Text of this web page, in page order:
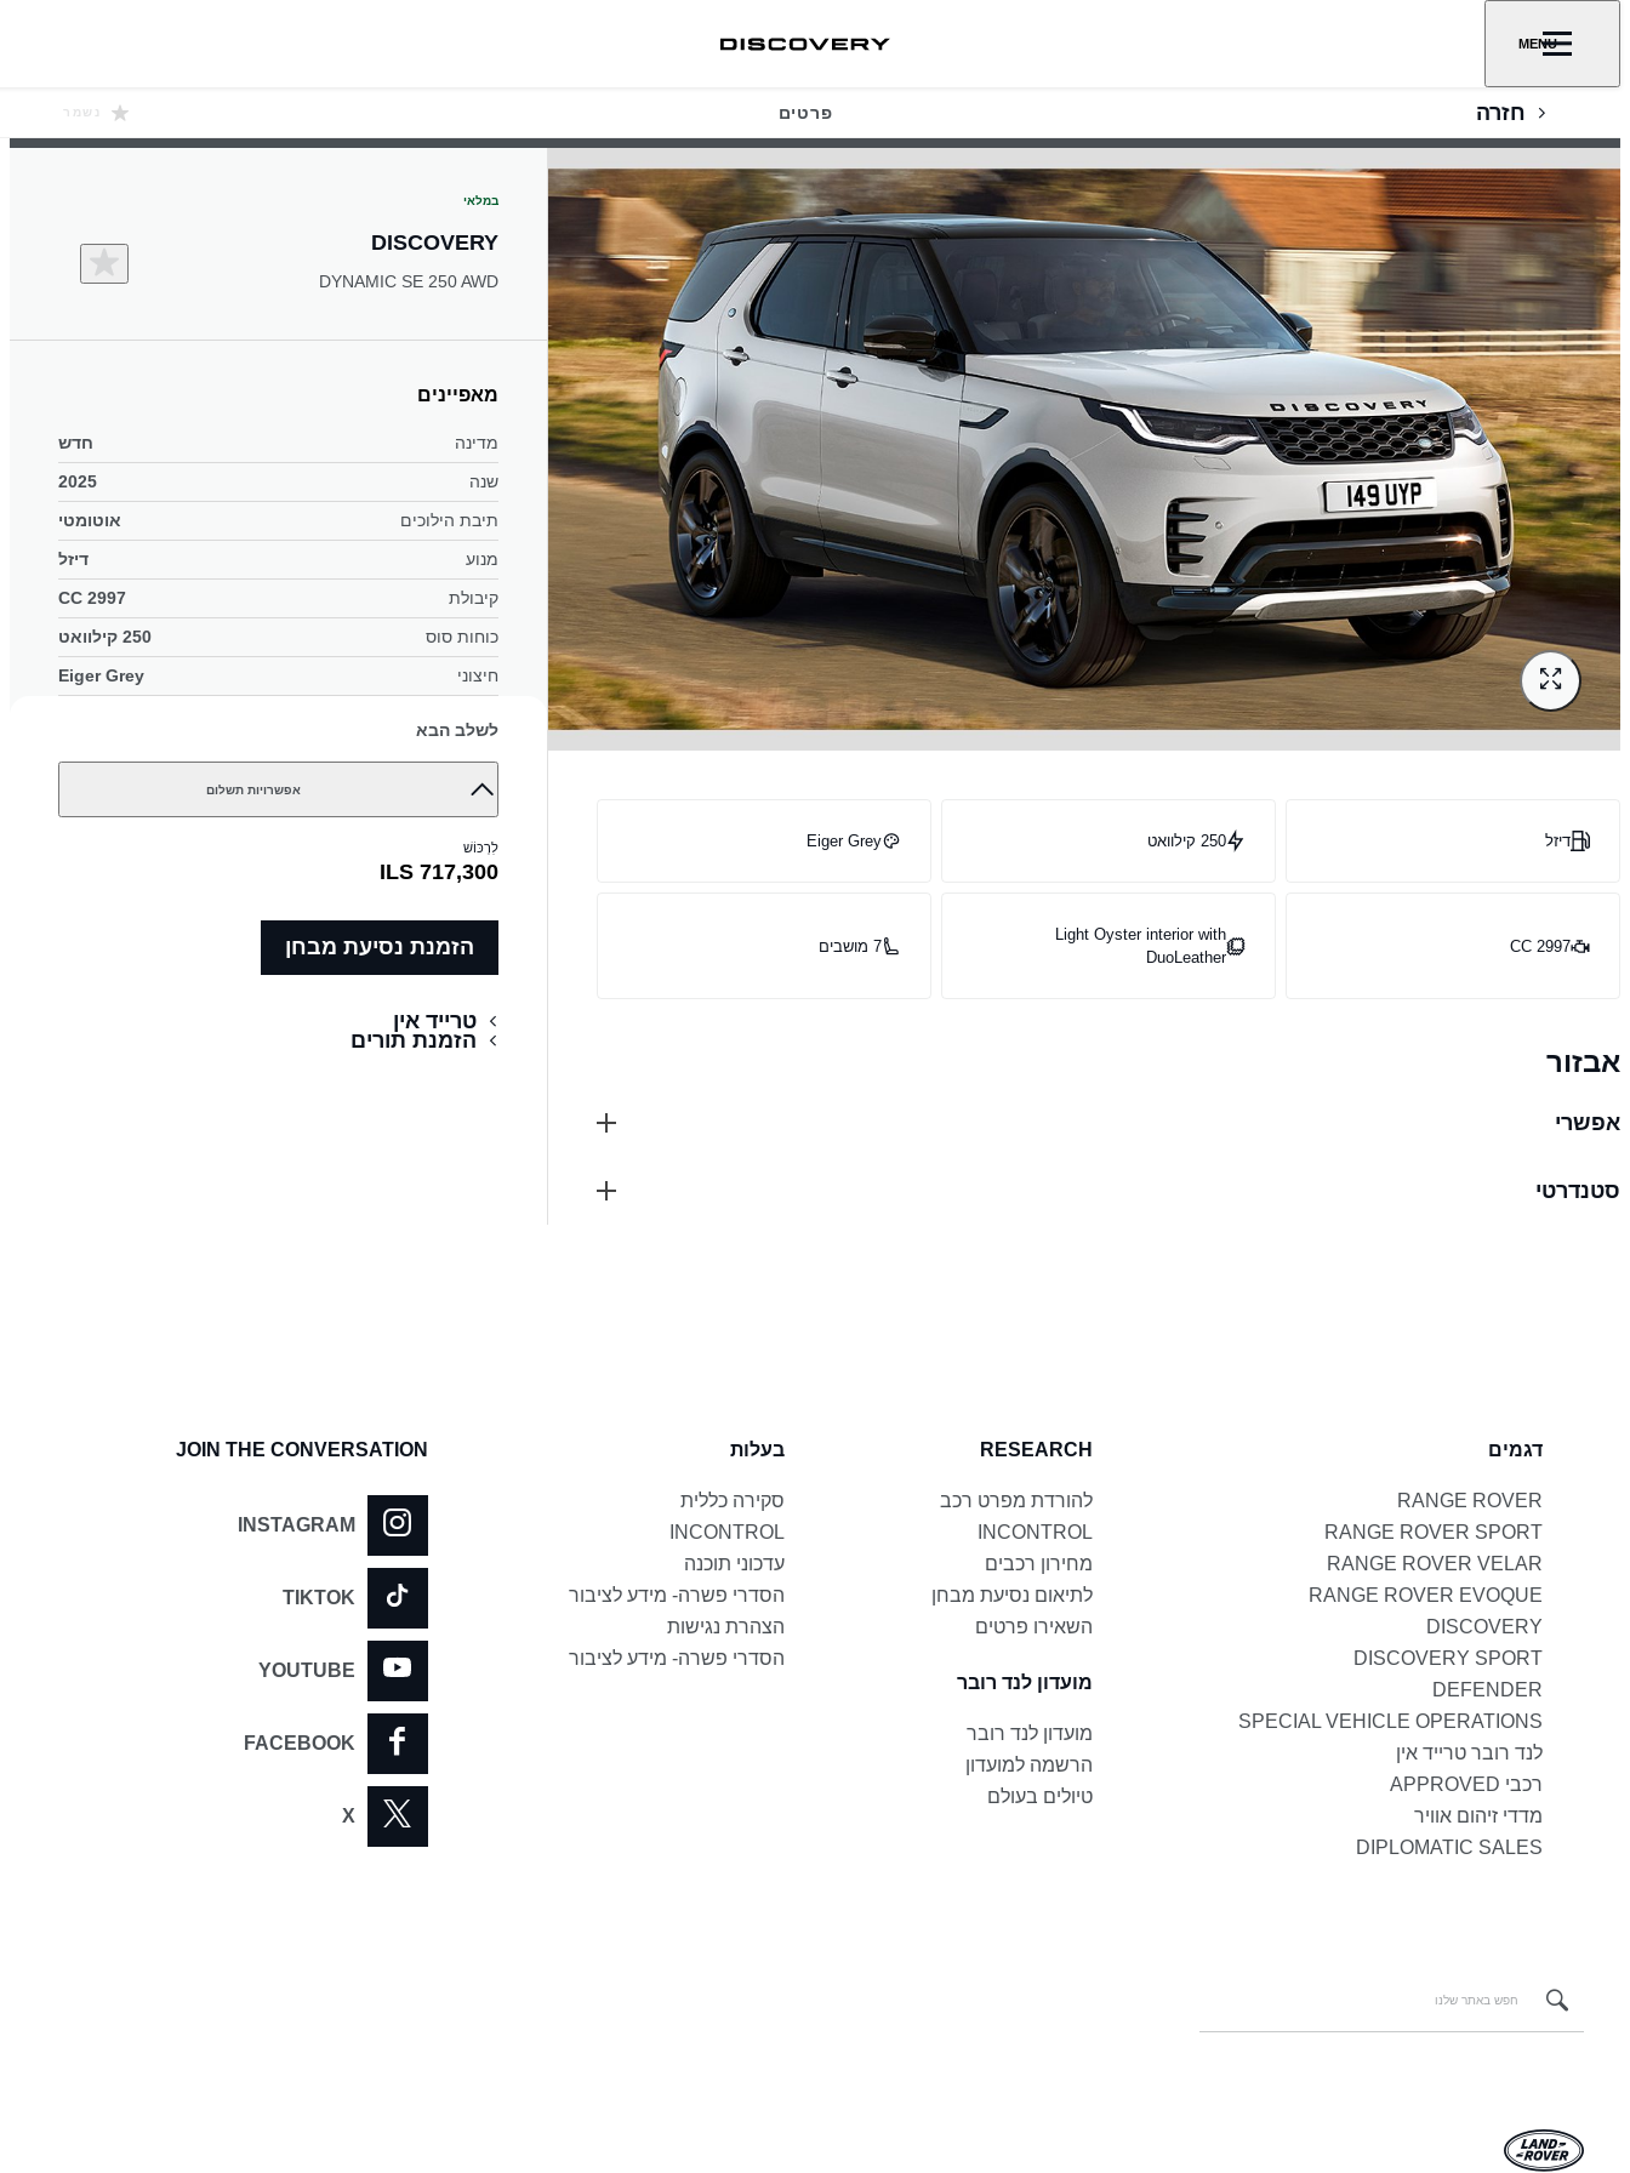
MENU
חזרה פרטים נשמר
דיזל 250 קילוואט Eiger Grey
2997 CC
Light Oyster interior with
DuoLeather
7 מושבים
אבזור
אפשרי
סטנדרטי
במלאי
DISCOVERY
DYNAMIC SE 250 AWD
מאפיינים
מדינה
חדש
שנה
2025
תיבת הילוכים
אוטומטי
מנוע
דיזל
קיבולת
2997 CC
כוחות סוס
250 קילוואט
חיצוני
Eiger Grey
לשלב הבא
אפשרויות תשלום
לִרְכּוֹשׁ
ILS 717,300
הזמנת נסיעת מבחן
טרייד אין
הזמנת תורים
דגמים
RANGE ROVER
RANGE ROVER SPORT
RANGE ROVER VELAR
RANGE ROVER EVOQUE
DISCOVERY
DISCOVERY SPORT
DEFENDER
SPECIAL VEHICLE OPERATIONS
לנד רובר טרייד אין
רכבי APPROVED
מדדי זיהום אוויר
DIPLOMATIC SALES
RESEARCH
להורדת מפרט רכב
INCONTROL
מחירון רכבים
לתיאום נסיעת מבחן
השאירו פרטים
מועדון לנד רובר
מועדון לנד רובר
הרשמה למועדון
טיולים בעולם
בעלות
סקירה כללית
INCONTROL
עדכוני תוכנה
הסדרי פשרה- מידע לציבור
הצהרת נגישות
הסדרי פשרה- מידע לציבור
JOIN THE CONVERSATION
INSTAGRAM
TIKTOK
YOUTUBE
FACEBOOK
X